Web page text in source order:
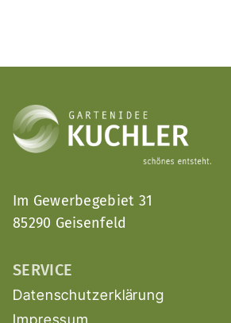
Im Gewerbegebiet 31
85290 Geisenfeld
SERVICE
Datenschutzerklärung
Impressum